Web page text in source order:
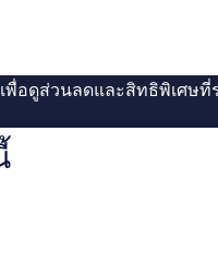
พื่อดูส่วนลดและสิทธิพิเศษที่